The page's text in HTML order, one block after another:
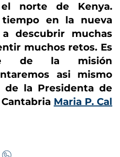
norte de Kenya.
en la nueva
descubrir muchas
muchos retos. Es
de la misión
asi mismo
de la Presidenta de
Maria P. Cal